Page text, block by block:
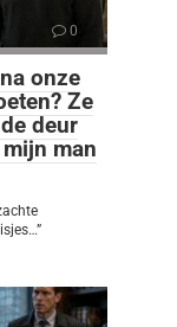
0
onze
Ze
deur
man